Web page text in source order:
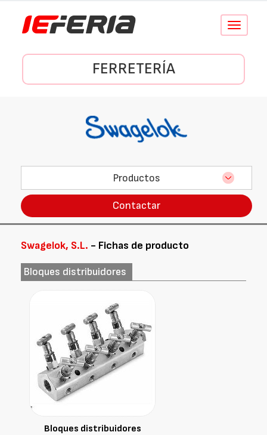
Conmutar
FERRETERÍA
Productos
Contactar
Swagelok, S.L. - Fichas de producto
Bloques distribuidores
Bloques distribuidores